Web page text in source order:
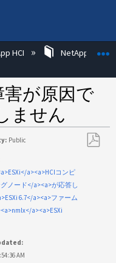
/折りたたむ
HCI NetApp HCI
害が原因で
ません
Public
a><a>HCIコンピ
ノード</a><a>が応答し
6.7</a><a>ファーム
a><a>ESXi
AM